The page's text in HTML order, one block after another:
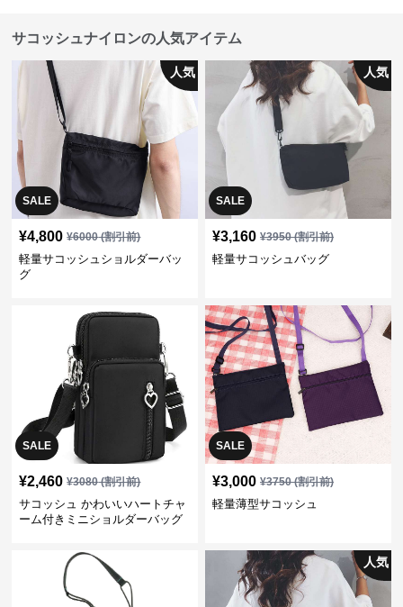
サコッシュナイロンの人気アイテム
SALE
人気
¥4,800 ¥6000(割引前)
軽量サコッシュショルダーバッ
グ
SALE
人気
¥3,160 ¥3950(割引前)
軽量サコッシュバッグ
SALE
¥2,460 ¥3080(割引前)
サコッシュ かわいいハートチャ
ーム付きミニショルダーバッグ
SALE
¥3,000 ¥3750(割引前)
軽量薄型サコッシュ
人気